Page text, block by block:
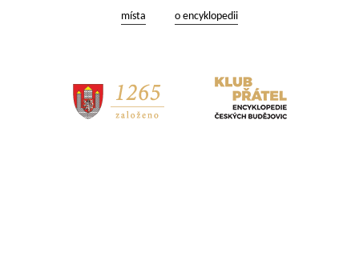
místa o encyklopedii